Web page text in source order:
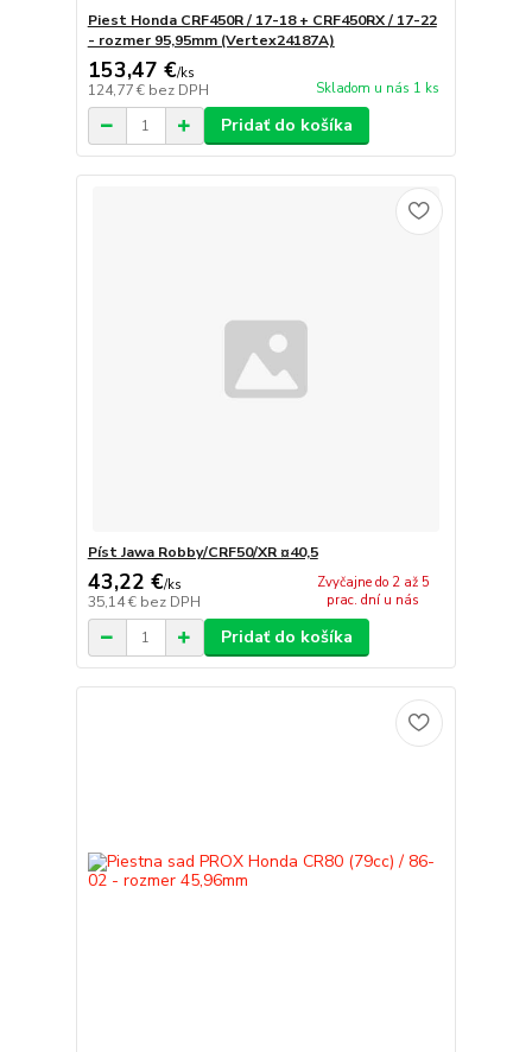
Piest Honda CRF450R / 17-18 + CRF450RX / 17-22
- rozmer 95,95mm (Vertex24187A)
153,47 €/ks
124,77 € bez DPH Skladom u nás 1 ks
Pridať do košíka
Píst Jawa Robby/CRF50/XR ¤40,5
43,22 €/ks
35,14 € bez DPH
Zvyčajne do 2 až 5
prac. dní u nás
Pridať do košíka